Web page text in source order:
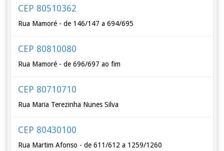
CEP 80510362
Rua Mamoré - de 146/147 a 694/695
CEP 80810080
Rua Mamoré - de 696/697 ao fim
CEP 80710710
Rua Maria Terezinha Nunes Silva
CEP 80430100
Rua Martim Afonso - de 611/612 a 1259/1260